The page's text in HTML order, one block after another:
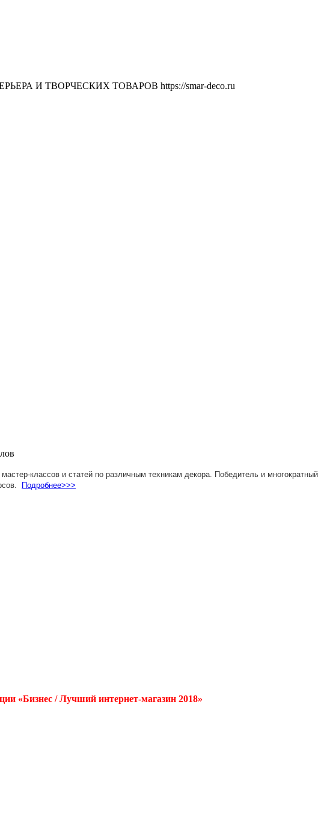
И ТВОРЧЕСКИХ ТОВАРОВ https://smar-deco.ru
классов и статей по различным техникам декора. Победитель и многократный
Подробнее>>>
«Бизнес / Лучший интернет-магазин 2018»